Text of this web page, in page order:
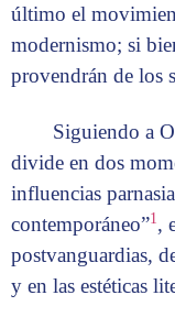
último el
modernismo; si
provendrán de los
Siguiendo a
divide en dos
influencias
contemporáneo”1,
postvanguardias,
y en las estéticas